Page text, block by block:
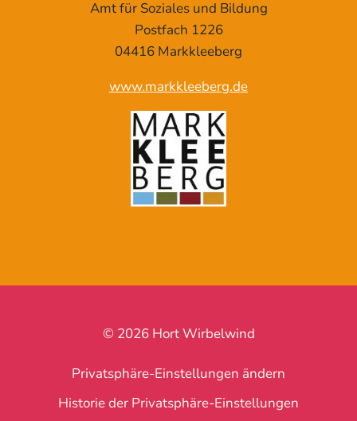
Amt für Soziales und Bildung
Postfach 1226
04416 Markkleeberg
www.markkleeberg.de
© 2026 Hort Wirbelwind
Privatsphäre-Einstellungen ändern
Historie der Privatsphäre-Einstellungen